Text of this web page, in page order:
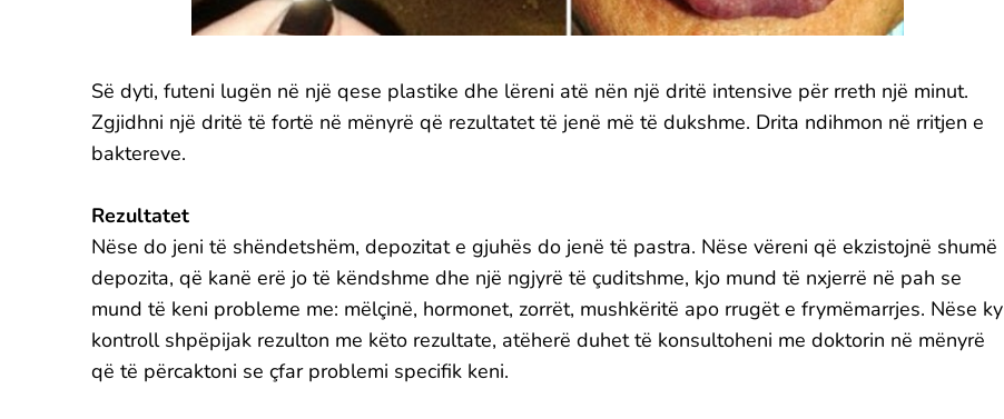
Së dyti, futeni lugën në një qese plastike dhe lëreni atë nën një dritë intensive për rreth një minut.
Zgjidhni një dritë të fortë në mënyrë që rezultatet të jenë më të dukshme. Drita ndihmon në rritjen e
baktereve.
Rezultatet
Nëse do jeni të shëndetshëm, depozitat e gjuhës do jenë të pastra. Nëse vëreni që ekzistojnë shumë
depozita, që kanë erë jo të këndshme dhe një ngjyrë të çuditshme, kjo mund të nxjerrë në pah se
mund të keni probleme me: mëlçinë, hormonet, zorrët, mushkëritë apo rrugët e frymëmarrjes. Nëse ky
kontroll shpëpijak rezulton me këto rezultate, atëherë duhet të konsultoheni me doktorin në mënyrë
që të përcaktoni se çfar problemi specifik keni.